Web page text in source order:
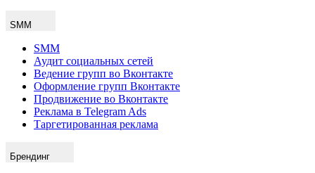
SMM
SMM
Аудит социальных сетей
Ведение групп во Вконтакте
Оформление групп Вконтакте
Продвижение во Вконтакте
Реклама в Telegram Ads
Таргетированная реклама
Брендинг